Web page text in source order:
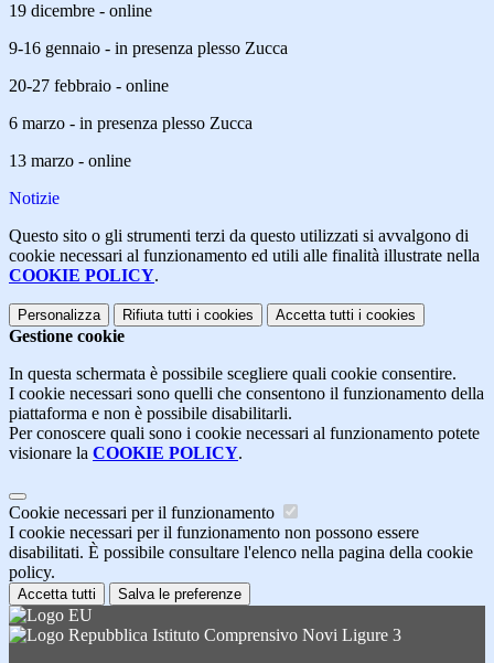
19 dicembre - online
9-16 gennaio - in presenza plesso Zucca
20-27 febbraio - online
6 marzo - in presenza plesso Zucca
13 marzo - online
Notizie
Questo sito o gli strumenti terzi da questo utilizzati si avvalgono di
cookie necessari al funzionamento ed utili alle finalità illustrate nella
COOKIE POLICY.
Personalizza Rifiuta tutti i cookies Accetta tutti i cookies
Gestione cookie
In questa schermata è possibile scegliere quali cookie consentire.
I cookie necessari sono quelli che consentono il funzionamento della
piattaforma e non è possibile disabilitarli.
Per conoscere quali sono i cookie necessari al funzionamento potete
visionare la COOKIE POLICY.
Cookie necessari per il funzionamento
I cookie necessari per il funzionamento non possono essere
disabilitati. È possibile consultare l'elenco nella pagina della cookie
policy.
Accetta tutti Salva le preferenze
Istituto Comprensivo Novi Ligure 3